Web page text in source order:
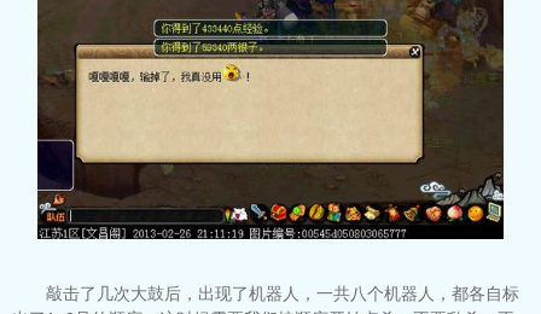
敲击了几次大鼓后，出现了机器人，一共八个机器人，都各自标